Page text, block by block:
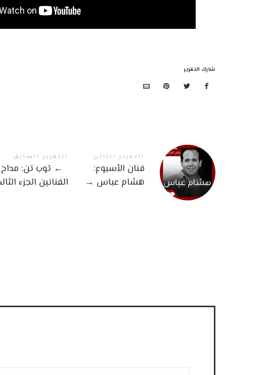
شارك التقرير
التقرير السابق
← توب تن:
الفنانين الجزء
التقرير التالي
فنان الأسبوع:
هشام عباس →